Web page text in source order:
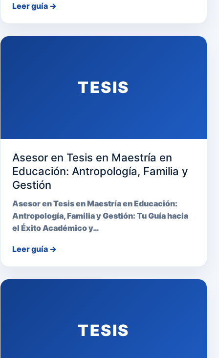
Leer guía →
TESIS
Asesor en Tesis en Maestría en
Educación: Antropología, Familia y
Gestión
Asesor en Tesis en Maestría en Educación:
Antropología, Familia y Gestión: Tu Guía hacia
el Éxito Académico y…
Leer guía →
TESIS